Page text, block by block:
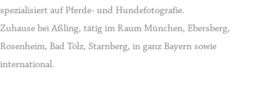
spezialisiert auf Pferde- und Hundefotografie.
Zuhause bei Aßling, tätig im Raum München, Ebersberg,
Rosenheim, Bad Tölz, Starnberg, in ganz Bayern sowie
international.